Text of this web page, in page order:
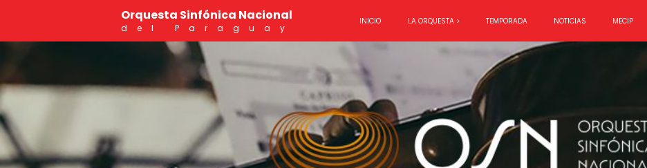
Orquesta Sinfónica Nacional
del Paraguay
INICIO LA ORQUESTA > TEMPORADA NOTICIAS MECIP